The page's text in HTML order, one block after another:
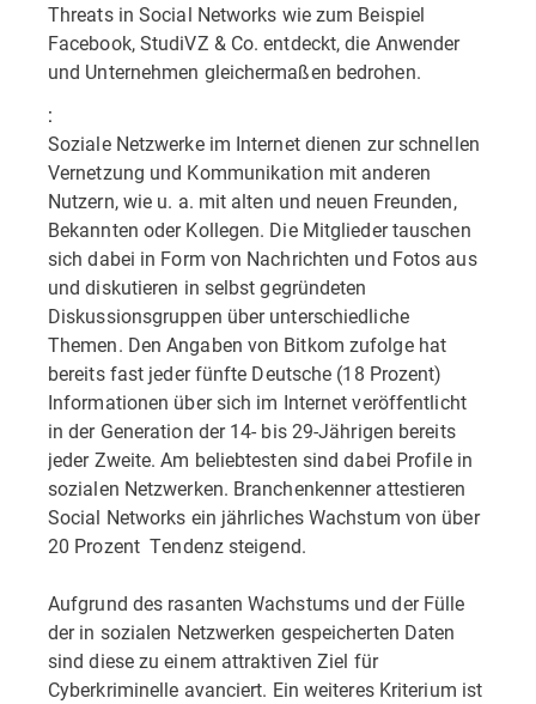
Threats in Social Networks wie zum Beispiel
Facebook, StudiVZ & Co. entdeckt, die Anwender
und Unternehmen gleichermaßen bedrohen.
:
Soziale Netzwerke im Internet dienen zur schnellen
Vernetzung und Kommunikation mit anderen
Nutzern, wie u. a. mit alten und neuen Freunden,
Bekannten oder Kollegen. Die Mitglieder tauschen
sich dabei in Form von Nachrichten und Fotos aus
und diskutieren in selbst gegründeten
Diskussionsgruppen über unterschiedliche
Themen. Den Angaben von Bitkom zufolge hat
bereits fast jeder fünfte Deutsche (18 Prozent)
Informationen über sich im Internet veröffentlicht 
in der Generation der 14- bis 29-Jährigen bereits
jeder Zweite. Am beliebtesten sind dabei Profile in
sozialen Netzwerken. Branchenkenner attestieren
Social Networks ein jährliches Wachstum von über
20 Prozent  Tendenz steigend.
Aufgrund des rasanten Wachstums und der Fülle
der in sozialen Netzwerken gespeicherten Daten
sind diese zu einem attraktiven Ziel für
Cyberkriminelle avanciert. Ein weiteres Kriterium ist